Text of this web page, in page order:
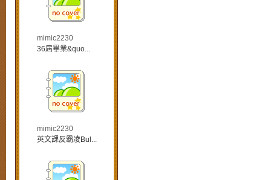
mimic2230
36屆畢業&quo...
mimic2230
英文課反霸凌Bul...